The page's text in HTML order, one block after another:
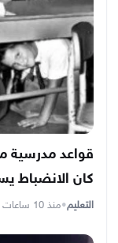
قواعد مدرسية
كان الانضباط
التعليم•منذ 10 ساعات